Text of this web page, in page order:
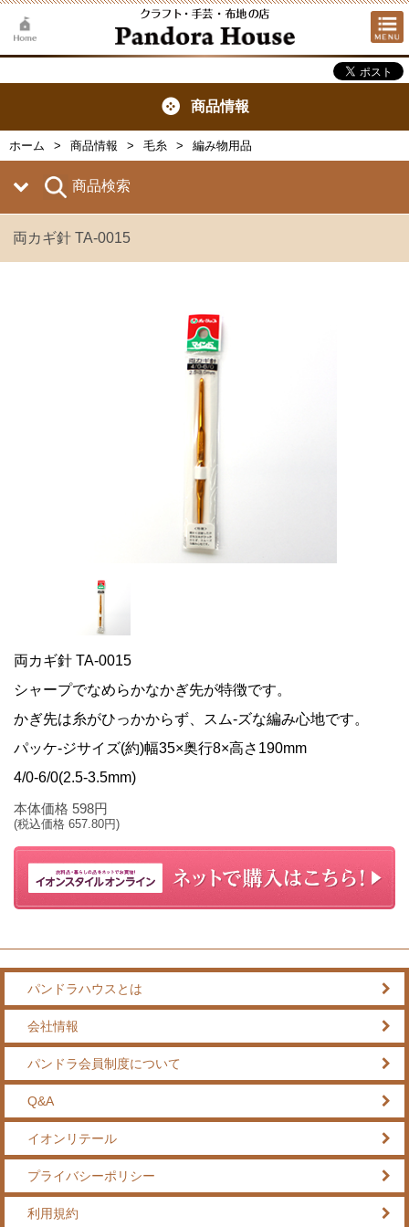
商品情報
ホーム 商品情報 毛糸 編み物用品
商品検索
両カギ針 TA-0015
両カギ針 TA-0015
シャープでなめらかなかぎ先が特徴です。
かぎ先は糸がひっかからず、スム-ズな編み心地です。
パッケ-ジサイズ(約)幅35×奥行8×高さ190mm
4/0-6/0(2.5‐3.5mm)
本体価格 598円
(税込価格 657.80円)
パンドラハウスとは
会社情報
パンドラ会員制度について
Q&A
イオンリテール
プライバシーポリシー
利用規約